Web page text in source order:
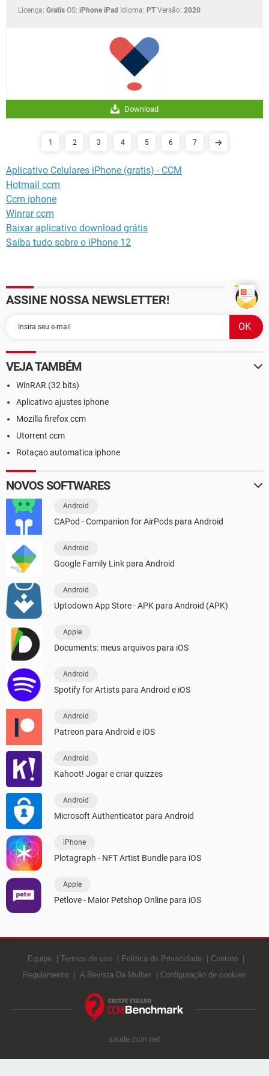
Licença: Gratis OS: iPhone iPad Idioma: PT Versão: 2020
Download
1 2 3 4 5 6 7
Aplicativo Celulares iPhone (gratis) - CCM
Hotmail ccm
Ccm iphone
Winrar ccm
Baixar aplicativo download grátis
Saiba tudo sobre o iPhone 12
ASSINE NOSSA NEWSLETTER!
VEJA TAMBÉM
WinRAR (32 bits)
Aplicativo ajustes iphone
Mozilla firefox ccm
Utorrent ccm
Rotaçao automatica iphone
NOVOS SOFTWARES
Android
CAPod - Companion for AirPods para Android
Android
Google Family Link para Android
Android
Uptodown App Store - APK para Android (APK)
Apple
Documents: meus arquivos para iOS
Android
Spotify for Artists para Android e iOS
Android
Patreon para Android e iOS
Android
Kahoot! Jogar e criar quizzes
Android
Microsoft Authenticator para Android
iPhone
Plotagraph - NFT Artist Bundle para iOS
Apple
Petlove - Maior Petshop Online para iOS
Equipe Termos de uso Política de Privacidade
Contato
Regulamento
A Revista Da Mulher Configuração de cookies
saude.ccm.net